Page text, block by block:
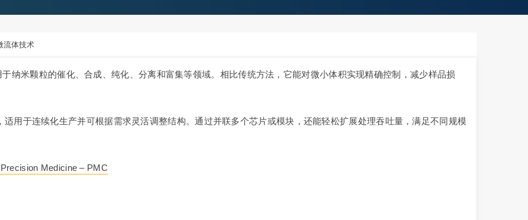
流体技术
纳米颗粒的催化、合成、纯化、分离和富集等领域。相比传统方法，它能对微小体积实现精确控制，减少样品损
适用于连续化生产并可根据需求灵活调整结构。通过并联多个芯片或模块，还能轻松扩展处理吞吐量，满足不同规模
Medicine – PMC